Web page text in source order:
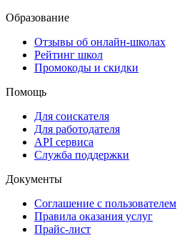
Образование
Отзывы об онлайн-школах
Рейтинг школ
Промокоды и скидки
Помощь
Для соискателя
Для работодателя
API сервиса
Служба поддержки
Документы
Соглашение с пользователем
Правила оказания услуг
Прайс-лист